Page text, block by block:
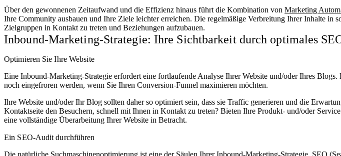
Über den gewonnenen Zeitaufwand und die Effizienz hinaus führt die Kombination von Marketing
Ihre Community ausbauen und Ihre Ziele leichter erreichen. Die regelmäßige Verbreitung Ihrer Inhalte
Zielgruppen in Kontakt zu treten und Beziehungen aufzubauen.
Inbound-Marketing-Strategie: Ihre Sichtbarkeit durch optimales
Optimieren Sie Ihre Website
Eine Inbound-Marketing-Strategie erfordert eine fortlaufende Analyse Ihrer Website und/oder Ihres
noch eingefroren werden, wenn Sie Ihren Conversion-Funnel maximieren möchten.
Ihre Website und/oder Ihr Blog sollten daher so optimiert sein, dass sie Traffic generieren und die
Kontaktseite den Besuchern, schnell mit Ihnen in Kontakt zu treten? Bieten Ihre Produkt- und/oder
eine vollständige Überarbeitung Ihrer Website in Betracht.
Ein SEO-Audit durchführen
Die natürliche Suchmaschinenoptimierung ist eine der Säulen Ihrer Inbound-Marketing-Strategie. SEO